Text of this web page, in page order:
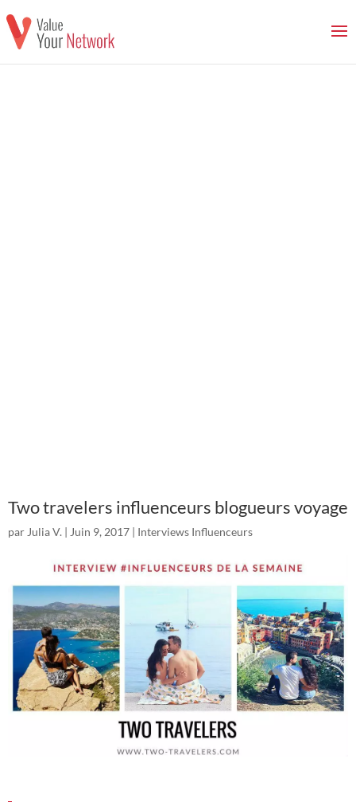
Two travelers influenceurs blogueurs voyage
par Julia V. | Juin 9, 2017 | Interviews Influenceurs